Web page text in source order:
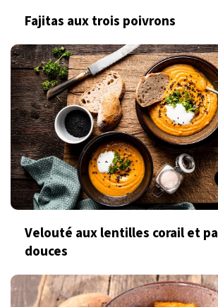
Fajitas aux trois poivrons
Velouté aux lentilles corail et
douces